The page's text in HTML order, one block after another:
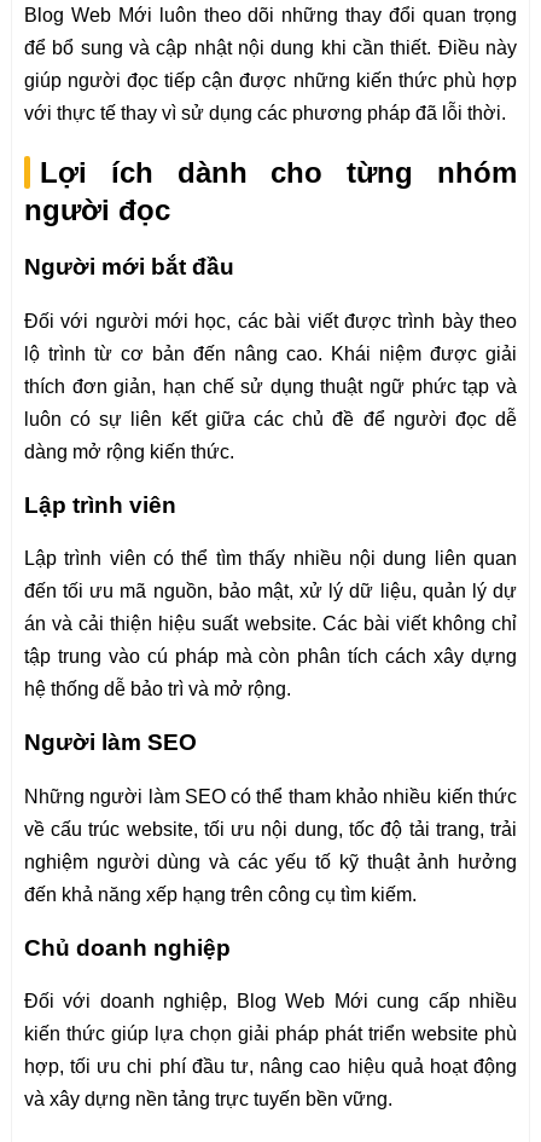
Blog Web Mới luôn theo dõi những thay đổi quan trọng
để bổ sung và cập nhật nội dung khi cần thiết. Điều này
giúp người đọc tiếp cận được những kiến thức phù hợp
với thực tế thay vì sử dụng các phương pháp đã lỗi thời.
Lợi ích dành cho từng nhóm
người đọc
Người mới bắt đầu
Đối với người mới học, các bài viết được trình bày theo
lộ trình từ cơ bản đến nâng cao. Khái niệm được giải
thích đơn giản, hạn chế sử dụng thuật ngữ phức tạp và
luôn có sự liên kết giữa các chủ đề để người đọc dễ
dàng mở rộng kiến thức.
Lập trình viên
Lập trình viên có thể tìm thấy nhiều nội dung liên quan
đến tối ưu mã nguồn, bảo mật, xử lý dữ liệu, quản lý dự
án và cải thiện hiệu suất website. Các bài viết không chỉ
tập trung vào cú pháp mà còn phân tích cách xây dựng
hệ thống dễ bảo trì và mở rộng.
Người làm SEO
Những người làm SEO có thể tham khảo nhiều kiến thức
về cấu trúc website, tối ưu nội dung, tốc độ tải trang, trải
nghiệm người dùng và các yếu tố kỹ thuật ảnh hưởng
đến khả năng xếp hạng trên công cụ tìm kiếm.
Chủ doanh nghiệp
Đối với doanh nghiệp, Blog Web Mới cung cấp nhiều
kiến thức giúp lựa chọn giải pháp phát triển website phù
hợp, tối ưu chi phí đầu tư, nâng cao hiệu quả hoạt động
và xây dựng nền tảng trực tuyến bền vững.